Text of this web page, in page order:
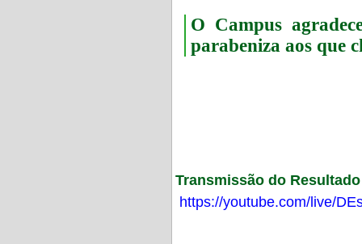
O Campus
parabeniza aos que
Transmissão do
https://youtube.com/live/